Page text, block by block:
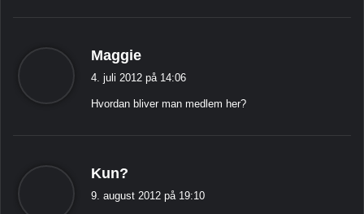
Maggie
e
4. juli 2012 på 14:06
Hvordan bliver man medlem her?
Kun?
9. august 2012 på 19:10